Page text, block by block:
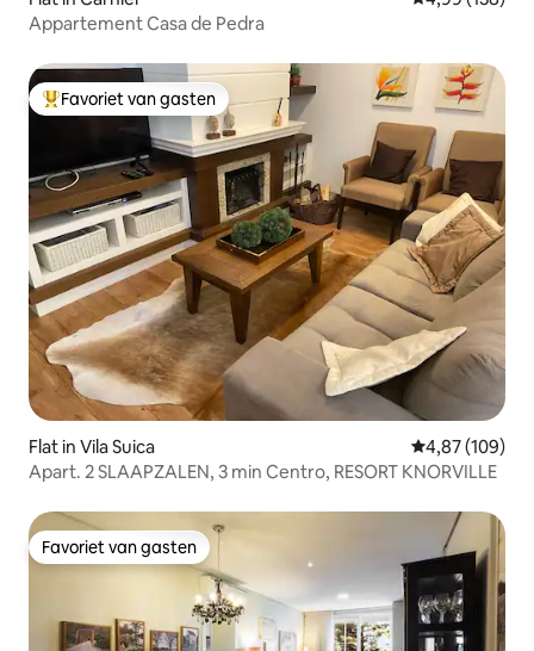
Appartement Casa de Pedra
Topfavoriet van gasten
Favoriet van gasten
Flat in Vila Suica Gemiddelde
4,87 (109)
Apart. 2 SLAAPZALEN, 3 min Centro, RESORT KNORVILLE
Favoriet van gasten
Favoriet van gasten